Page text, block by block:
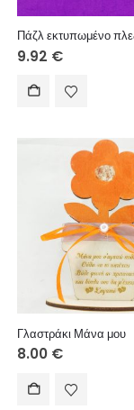
9.92 €
Γλαστράκι Μάνα μου
8.00 €